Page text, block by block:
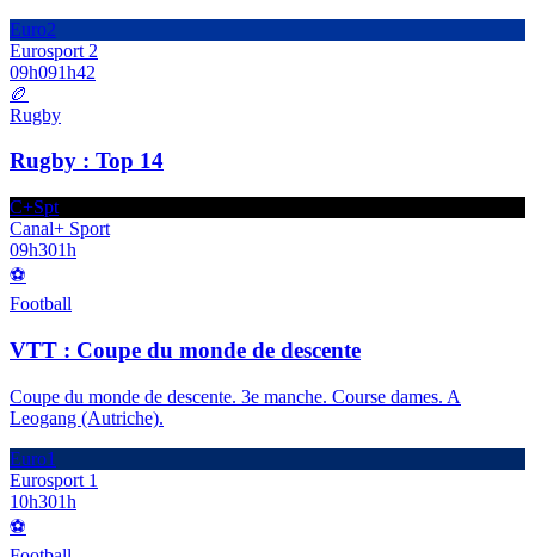
Euro2
Eurosport 2
09h091h42
🏉
Rugby
Rugby : Top 14
C+Spt
Canal+ Sport
09h301h
⚽
Football
VTT : Coupe du monde de descente
Coupe du monde de descente. 3e manche. Course dames. A
Leogang (Autriche).
Euro1
Eurosport 1
10h301h
⚽